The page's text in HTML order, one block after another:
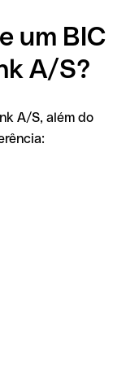
um BIC
A/S?
A/S, além do